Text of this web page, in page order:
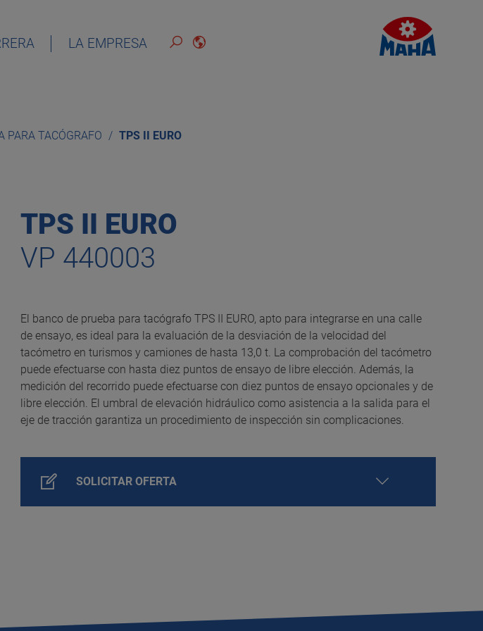
LA EMPRESA
PARA TACÓGRAFO TPS II EURO
TPS II EURO
VP 440003
El banco de prueba para tacógrafo TPS II EURO, apto para integrarse en una calle
de ensayo, es ideal para la evaluación de la desviación de la velocidad del
tacómetro en turismos y camiones de hasta 13,0 t. La comprobación del tacómetro
puede efectuarse con hasta diez puntos de ensayo de libre elección. Además, la
medición del recorrido puede efectuarse con diez puntos de ensayo opcionales y de
libre elección. El umbral de elevación hidráulico como asistencia a la salida para el
eje de tracción garantiza un procedimiento de inspección sin complicaciones.
SOLICITAR OFERTA